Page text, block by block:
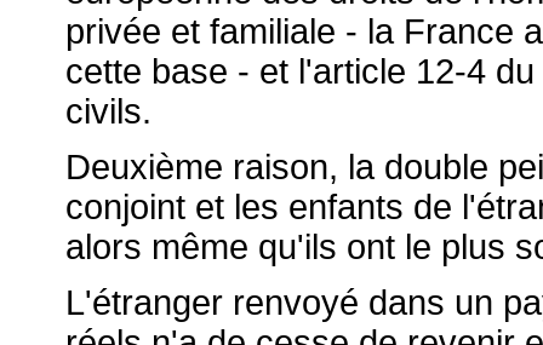
privée et familiale - la France
cette base - et l'article 12-4
civils.
Deuxième raison, la double
conjoint et les enfants de
alors même qu'ils ont le plus
L'étranger renvoyé dans un